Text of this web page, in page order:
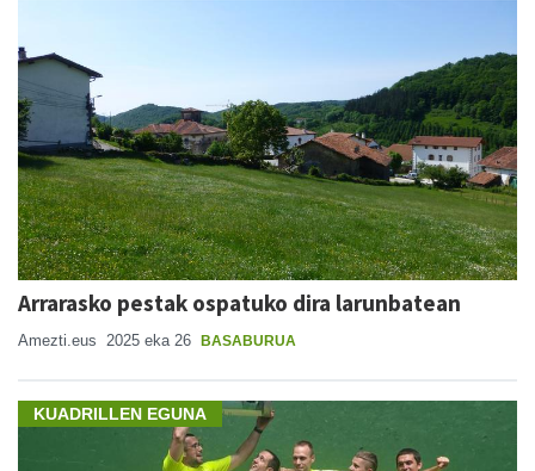
Arrarasko pestak ospatuko dira larunbatean
Amezti.eus 2025 eka 26 BASABURUA
KUADRILLEN EGUNA